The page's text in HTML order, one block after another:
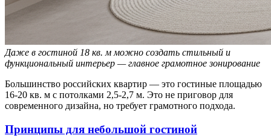
Даже в гостиной 18 кв. м можно создать стильный и
функциональный интерьер — главное грамотное зонирование
Большинство российских квартир — это гостиные площадью
16-20 кв. м с потолками 2,5-2,7 м. Это не приговор для
современного дизайна, но требует грамотного подхода.
Принципы для небольшой гостиной